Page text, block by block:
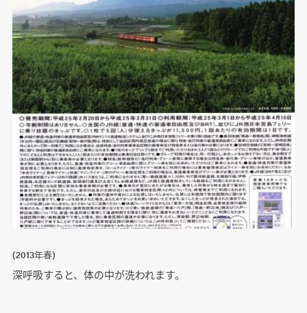
(2013年春)
深呼吸すると、体の中が洗われます。